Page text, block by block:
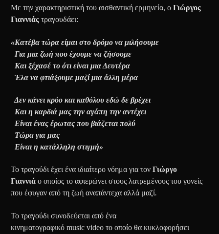
Με την χαρακτηριστική του αισθαντική ερμηνεία, οΓιώργος
Γιαννιάς τραγουδάει:
«Kατέβα τώρα είμαι στο δρόμο να μιλήσουμε
Για μια ζωή που έχουμε να ζήσουμε
Και ξέχασέ το ότι είναι μια Δευτέρα
Έλα να φτιάξουμε μαζί μια άλλη μέρα
Δεν κάνει κρύο και καθόλου εδώ δε βρέχει
Και η καρδιά μας την αγάπη την αντέχει
Είναι ένας έρωτας που βιάζεται πολύ
Τώρα για μας
Είναι η κατάλληλη στιγμή»
Το τραγούδι έχει ένα ιδιαίτερο νόημα για τονΓιώργο
Γιαννιά ο οποίος το αφιερώνει στους λατρεμένους του γονείς
που έφυγαν από τη ζωή αναπάντεχα αλλά μαζί.
Το τραγούδι συνοδεύεται από ένα
κινηματογραφικό music video το οποίο θα κυκλοφορήσει